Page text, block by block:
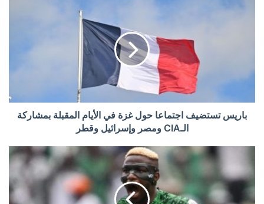
باريس تستضيف اجتماعا حول غزة في الأيام المقبلة بمشاركة
الـCIA ومصر وإسرائيل وقطر